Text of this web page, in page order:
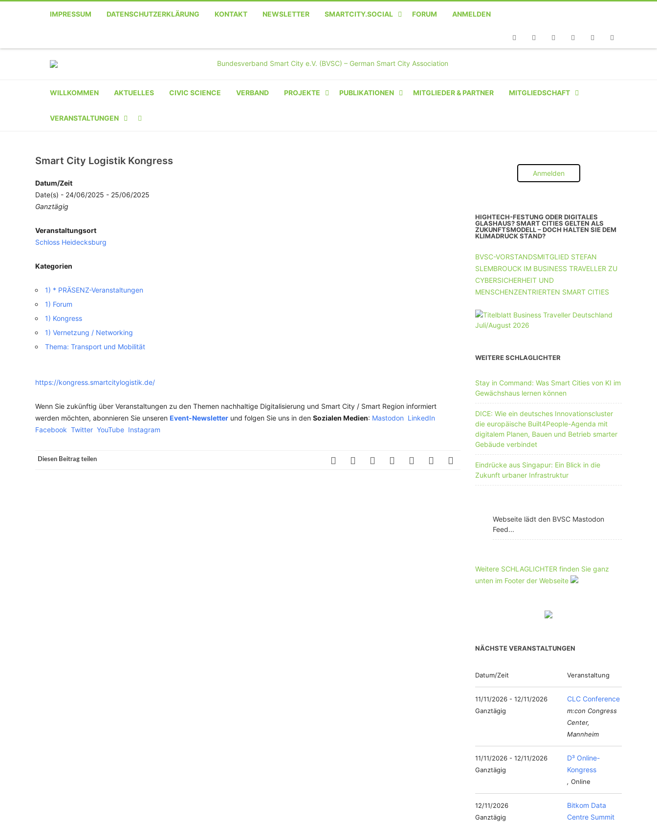
IMPRESSUM DATENSCHUTZERKLÄRUNG KONTAKT NEWSLETTER SMARTCITY.SOCIAL FORUM ANMELDEN
WILLKOMMEN AKTUELLES CIVIC SCIENCE VERBAND PROJEKTE PUBLIKATIONEN MITGLIEDER & PARTNER MITGLIEDSCHAFT
INSTITUTION
UNTERNEHMEN MIT 11-50 MA
VERANSTALTUNGEN
VERANSTALTER-
REGISTRIERUNG
VERANSTALTUNG
VERANSTALTUNGSORTE
Smart City Logistik Kongress
Datum/Zeit
Date(s) - 24/06/2025 - 25/06/2025
Ganztägig
Veranstaltungsort
Schloss Heidecksburg
Kategorien
1) * PRÄSENZ-Veranstaltungen
1) Forum
1) Kongress
1) Vernetzung / Networking
Thema: Transport und Mobilität
https://kongress.smartcitylogistik.de/
Wenn Sie zukünftig über Veranstaltungen zu den Themen nachhaltige Digitalisierung und Smart City / Smart Region informiert
werden möchten, abonnieren Sie unseren Event-Newsletter und folgen Sie uns in den Sozialen Medien: Mastodon LinkedIn
Facebook Twitter YouTube Instagram
Diesen Beitrag teilen
Anmelden
HIGHTECH-FESTUNG ODER DIGITALES
GLASHAUS? SMART CITIES GELTEN ALS
ZUKUNFTSMODELL – DOCH HALTEN SIE DEM
KLIMADRUCK STAND?
BVSC-VORSTANDSMITGLIED STEFAN
SLEMBROUCK IM BUSINESS TRAVELLER ZU
CYBERSICHERHEIT UND
MENSCHENZENTRIERTEN SMART CITIES
WEITERE SCHLAGLICHTER
Stay in Command: Was Smart Cities von KI im
Gewächshaus lernen können
DICE: Wie ein deutsches Innovationscluster
die europäische Built4People-Agenda mit
digitalem Planen, Bauen und Betrieb smarter
Gebäude verbindet
Eindrücke aus Singapur: Ein Blick in die
Zukunft urbaner Infrastruktur
Webseite lädt den BVSC Mastodon
Feed...
Weitere SCHLAGLICHTER finden Sie ganz
unten im Footer der Webseite
NÄCHSTE VERANSTALTUNGEN
Datum/Zeit Veranstaltung
11/11/2026 - 12/11/2026
Ganztägig
CLC Conference
m:con Congress
Center,
Mannheim
11/11/2026 - 12/11/2026
Ganztägig
D³ Online-
Kongress
, Online
12/11/2026
Ganztägig
Bitkom Data
Centre Summit